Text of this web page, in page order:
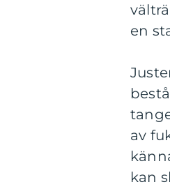
en
av
kan